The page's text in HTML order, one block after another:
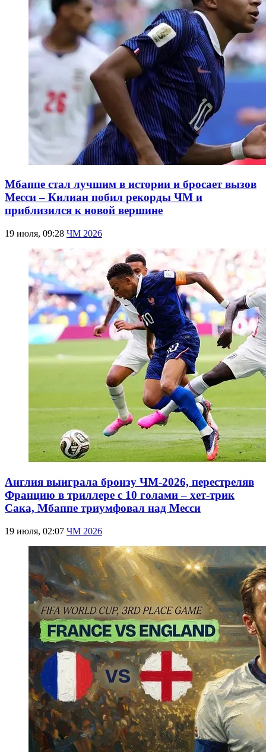
Мбаппе стал лучшим в истории и бросает вызов
Месси – Килиан побил рекорды ЧМ и
приблизился к новой вершине
19 июля, 09:28 ЧМ 2026
Англия выиграла бронзу ЧМ-2026, перестреляв
Францию ​​в триллере с 10 голами – хет-трик
Сака, Мбаппе триумфовал над Месси
19 июля, 02:07 ЧМ 2026